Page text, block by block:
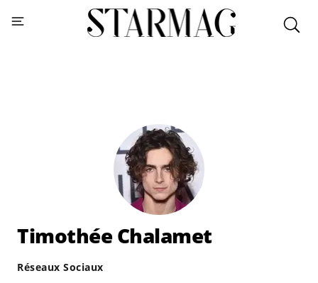
Timothée Chalamet
Réseaux Sociaux